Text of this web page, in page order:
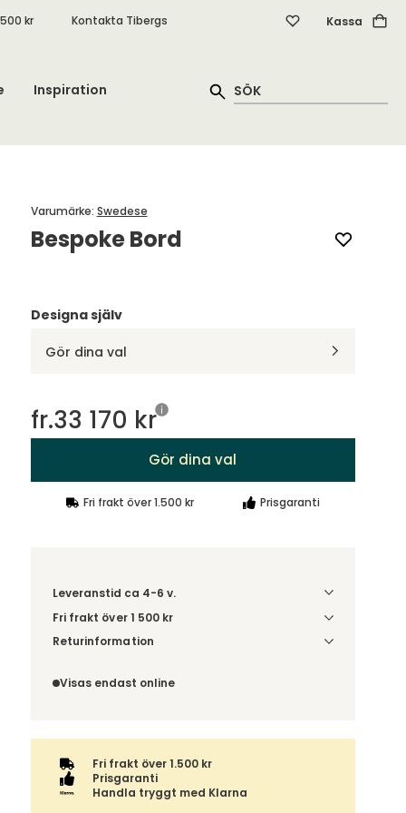
kr Kontakta Tibergs Kassa
Inspiration
Bespoke Bord
Varumärke: Swedese
Designa själv
Gör dina val
fr.33 170 kr
Gör dina val
Fri frakt över 1.500 kr Prisgaranti
Leveranstid ca 4-6 v.
Fri frakt över 1 500 kr
Välj utförande via 'Gör dina val' för
Returinformation
omfattas därför inte av ångerrätten.
Visas endast online
Fri frakt över 1.500 kr
Prisgaranti
Handla tryggt med Klarna